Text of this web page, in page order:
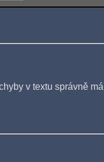
v textu správně